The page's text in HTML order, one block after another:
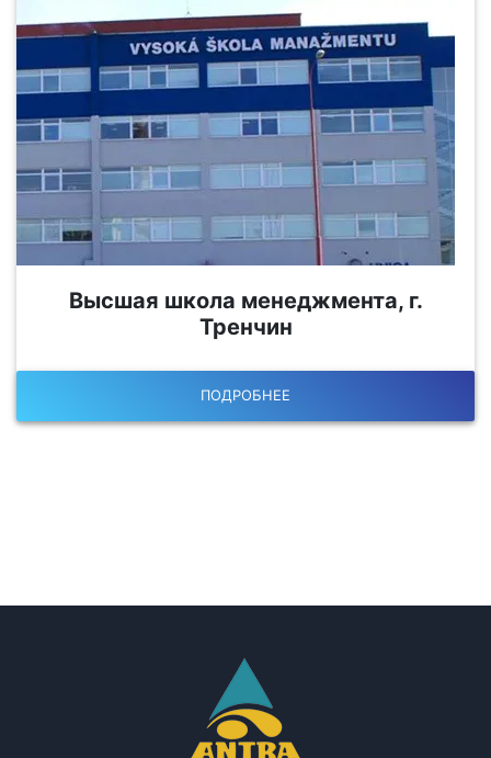
Высшая школа менеджмента, г.
Тренчин
ПОДРОБНЕЕ